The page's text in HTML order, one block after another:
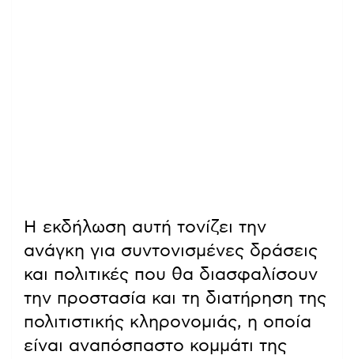
Η εκδήλωση αυτή τονίζει την
ανάγκη για συντονισμένες δράσεις
και πολιτικές που θα διασφαλίσουν
την προστασία και τη διατήρηση της
πολιτιστικής κληρονομιάς, η οποία
είναι αναπόσπαστο κομμάτι της